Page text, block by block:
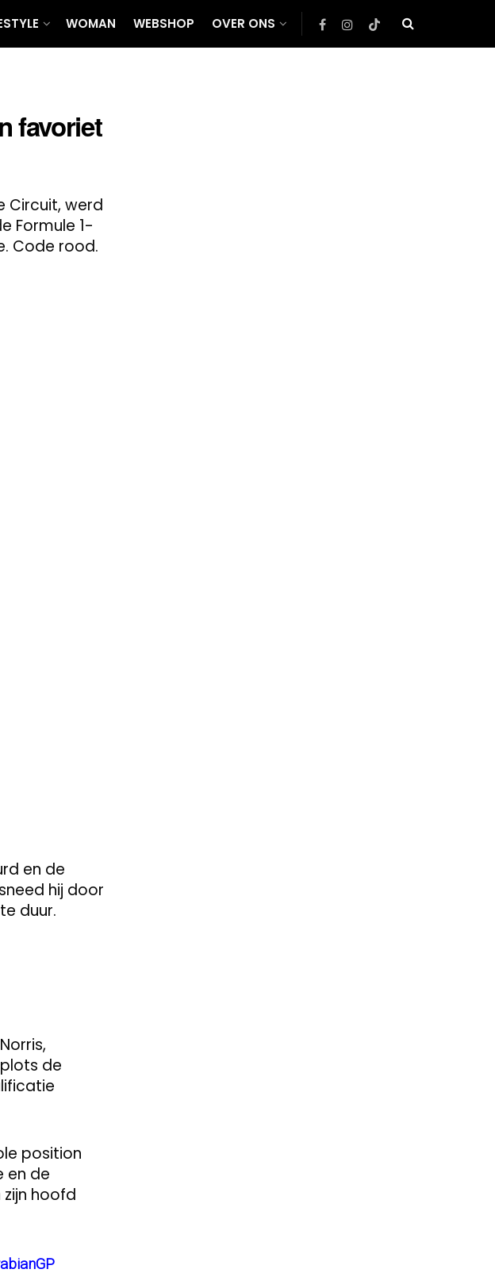
WOMAN WEBSHOP OVER ONS
favoriet
Circuit, werd
Formule 1-
Code rood.
en de
hij door
duur.
de
position
en de
hoofd